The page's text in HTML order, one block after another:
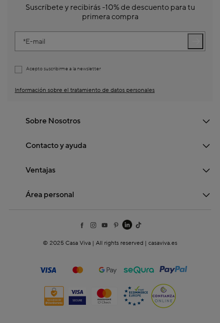
Suscríbete y recibirás -10% de descuento para tu
primera compra
E-mail
Acepto suscribirme a la newsletter
Información sobre el tratamiento de datos personales
Sobre Nosotros
Contacto y ayuda
Ventajas
Área personal
© 2025 Casa Viva | All rights reserved | casaviva.es